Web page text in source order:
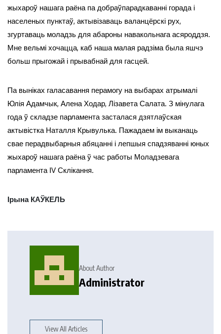
жыхароў нашага раёна па добраўпарадкаванні горада і
населеных пунктаў, актывізаваць валанцёрскі рух,
згуртаваць моладзь для абароны навакольнага асяроддзя.
Мне вельмі хочацца, каб наша малая радзіма была яшчэ
больш прыгожай і прывабнай для гасцей.
Па выніках галасавання перамогу на выбарах атрымалі
Юлія Адамчык, Алена Ходар, Лізавета Салата. З мінулага
года ў складзе парламента засталася дзятлаўская
актывістка Наталля Крывулька. Пажадаем ім выканаць
свае перадвыбарныя абяцанні і лепшыя спадзяванні юных
жыхароў нашага раёна ў час работы Моладзевага
парламента ІV Склікання.
Ірына КАЎКЕЛЬ
About Author
Administrator
View All Articles